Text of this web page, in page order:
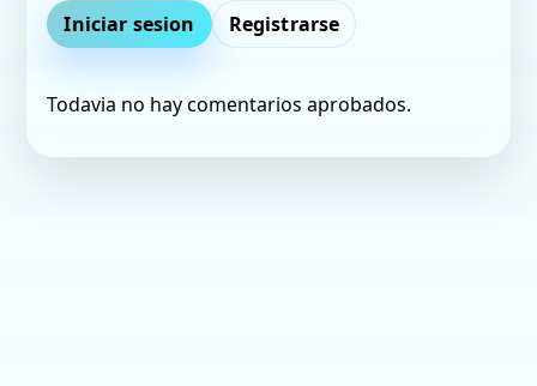
Iniciar sesion Registrarse
Todavia no hay comentarios aprobados.